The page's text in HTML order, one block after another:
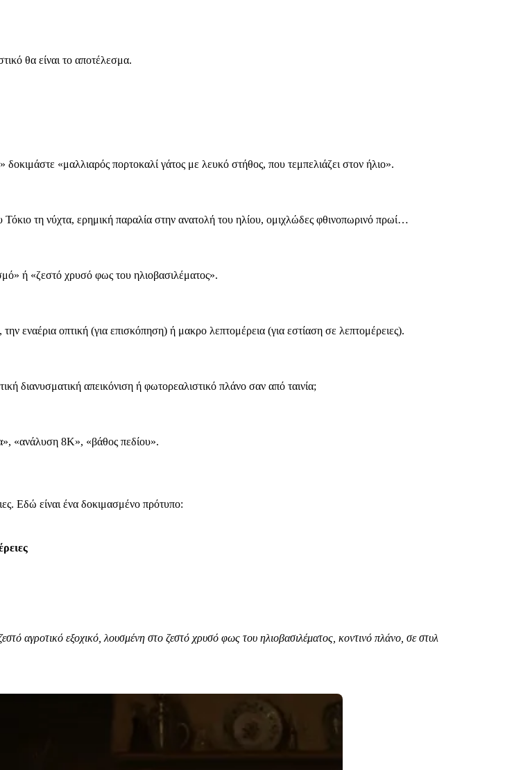
θα είναι το αποτέλεσμα.
δοκιμάστε «μαλλιαρός πορτοκαλί γάτος με λευκό στήθος, που τεμπελιάζει στον ήλιο».
τη νύχτα, ερημική παραλία στην ανατολή του ηλίου, ομιχλώδες φθινοπωρινό πρωί…
ή «ζεστό χρυσό φως του ηλιοβασιλέματος».
εναέρια οπτική (για επισκόπηση) ή μακρο λεπτομέρεια (για εστίαση σε λεπτομέρειες).
διανυσματική απεικόνιση ή φωτορεαλιστικό πλάνο σαν από ταινία;
«ανάλυση 8K», «βάθος πεδίου».
Εδώ είναι ένα δοκιμασμένο πρότυπο:
αγροτικό εξοχικό, λουσμένη στο ζεστό χρυσό φως του ηλιοβασιλέματος, κοντινό πλάνο, σε στυλ